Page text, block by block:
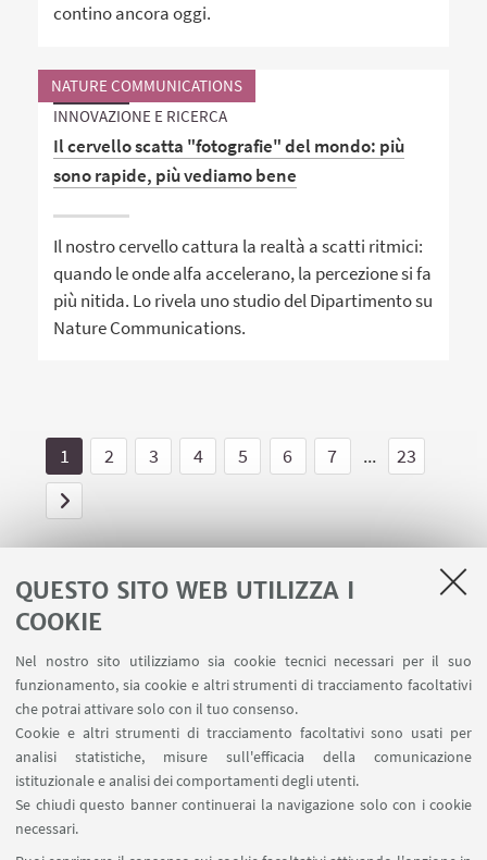
QUESTO SITO WEB UTILIZZA I
COOKIE
Nel nostro sito utilizziamo sia cookie tecnici necessari per il suo
funzionamento, sia cookie e altri strumenti di tracciamento facoltativi
che potrai attivare solo con il tuo consenso.
Cookie e altri strumenti di tracciamento facoltativi sono usati per
analisi statistiche, misure sull'efficacia della comunicazione
istituzionale e analisi dei comportamenti degli utenti.
Se chiudi questo banner continuerai la navigazione solo con i cookie
necessari.
contino ancora oggi.
NATURE COMMUNICATIONS
INNOVAZIONE E RICERCA
Il cervello scatta "fotografie" del mondo: più
sono rapide, più vediamo bene
Il nostro cervello cattura la realtà a scatti ritmici:
quando le onde alfa accelerano, la percezione si fa
più nitida. Lo rivela uno studio del Dipartimento su
Nature Communications.
1 2 3 4 5 6 7 ... 23
Area riservata - Spazi virtuali
Contatti
SEGUI IL DIPARTIMENTO SU: